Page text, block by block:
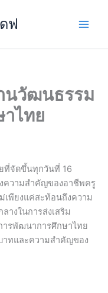
ฟ
นวัฒนธรรม
าไทย
ที่จัดขึ้นทุกวันที่ 16
ความสำคัญของอาชีพครู
พียงแค่สะท้อนถึงความ
างในการส่งเสริม
ารพัฒนาการศึกษาไทย
าทและความสำคัญของ